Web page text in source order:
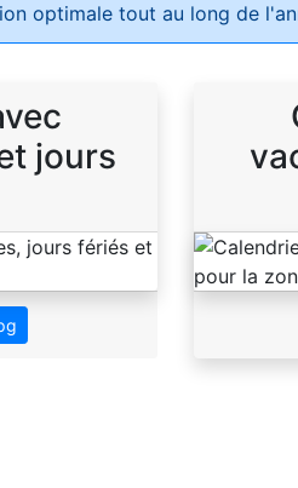
optimale tout au long de
jours